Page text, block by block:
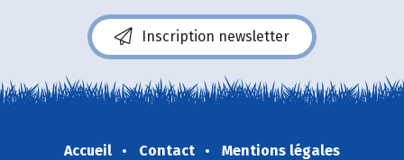
Inscription newsletter
Accueil Contact
Mentions légales